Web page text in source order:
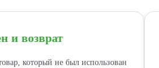
и возврат
который не был использован